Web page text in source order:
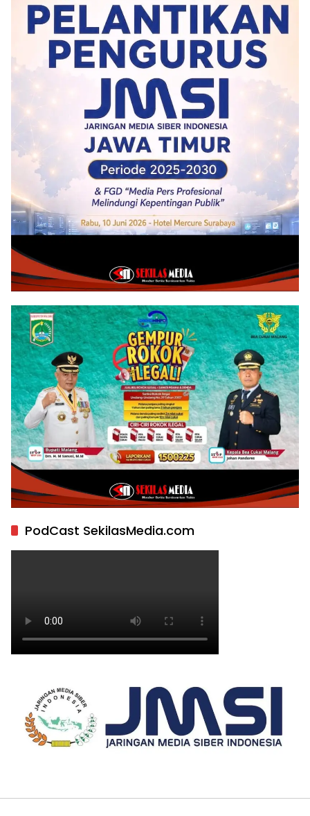
PodCast SekilasMedia.com